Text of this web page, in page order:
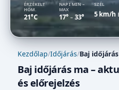
ÉRZÉKELT
HŐM.
21°C
NAPI MIN –
MAX
17° –33°
SZÉL
5 km/h
Kezdőlap/Időjárás/Baj időjárás
Baj időjárás ma –
és előrejelzés